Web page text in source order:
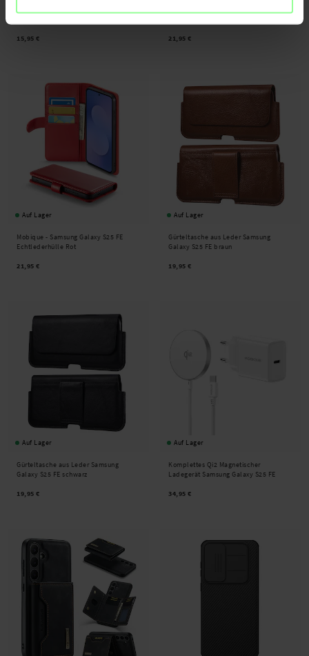
Ringke -
15,95 € 21,95 €
Auf Lager
Mobique - Samsung Galaxy S25 FE
Echtlederhülle Rot
21,95 €
Auf Lager
Gürteltasche aus Leder Samsung
Galaxy S25 FE braun
19,95 €
Auf Lager
Gürteltasche aus Leder Samsung
Galaxy S25 FE schwarz
19,95 €
Auf Lager
Komplettes Qi2 Magnetischer
Ladegerät Samsung Galaxy S25 FE
34,95 €